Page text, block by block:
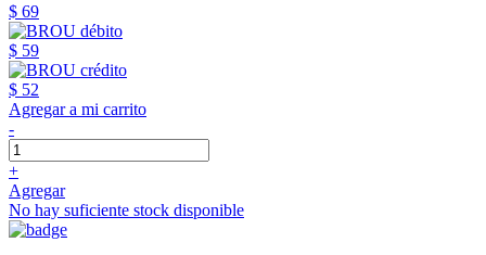
$ 69
$ 59
$ 52
Agregar a mi carrito
-
+
Agregar
No hay suficiente stock disponible